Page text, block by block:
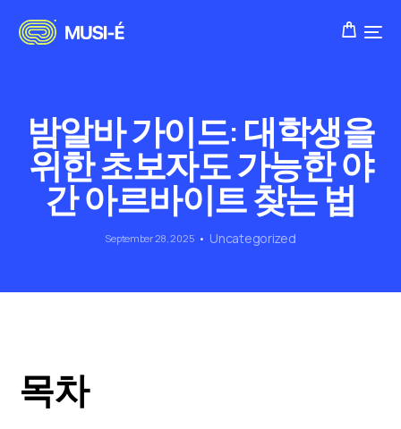
밤알바 가이드: 대학생을
위한 초보자도 가능한 야
간 아르바이트 찾는 법
September 28, 2025 Uncategorized
목차